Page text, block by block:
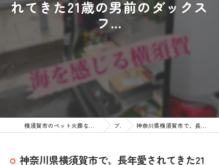
れてきた21歳の男前のダックス
フ...
横須賀市のペット火葬なら訪問ペット火葬 ペットメモリアル神奈川 ブログ 神奈川県横須賀市で、長年愛されてきた21歳の男前のダックスフ...
神奈川県横須賀市で、長年愛されてきた21